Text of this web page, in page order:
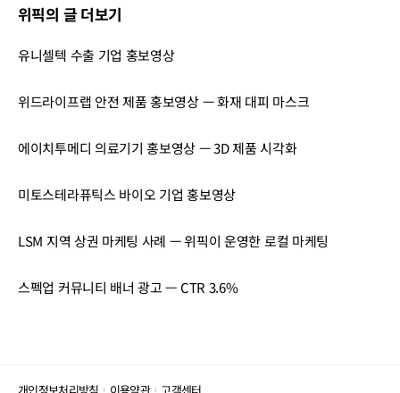
위픽의 글 더보기
유니셀텍 수출 기업 홍보영상
위드라이프랩 안전 제품 홍보영상 — 화재 대피 마스크
에이치투메디 의료기기 홍보영상 — 3D 제품 시각화
미토스테라퓨틱스 바이오 기업 홍보영상
LSM 지역 상권 마케팅 사례 — 위픽이 운영한 로컬 마케팅
스펙업 커뮤니티 배너 광고 — CTR 3.6%